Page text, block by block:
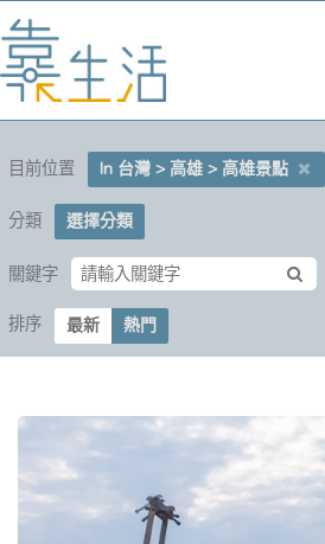
目前位置 In 台灣 > 高雄 > 高雄景點
分類 選擇分類
關鍵字
排序 最新 熱門